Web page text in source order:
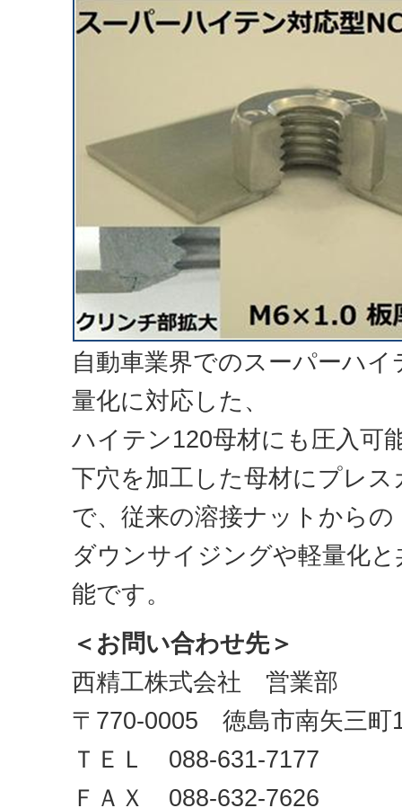
自動車業界でのスーパーハ
量化に対応した、
ハイテン120母材にも圧入可
下穴を加工した母材にプレ
で、従来の溶接ナットからの
ダウンサイジングや軽量化
能です。
＜お問い合わせ先＞
西精工株式会社 営業部
〒770-0005 徳島市南矢三町
ＴＥＬ 088-631-7177
ＦＡＸ 088-632-7626